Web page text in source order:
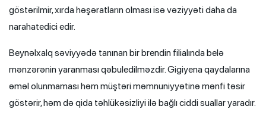
göstərilmir, xırda həşəratların olması isə vəziyyəti daha da
narahatedici edir.
Beynəlxalq səviyyədə tanınan bir brendin filialında belə
mənzərənin yaranması qəbuledilməzdir. Gigiyena qaydalarına
əməl olunmaması həm müştəri məmnuniyyətinə mənfi təsir
göstərir, həm də qida təhlükəsizliyi ilə bağlı ciddi suallar yaradır.